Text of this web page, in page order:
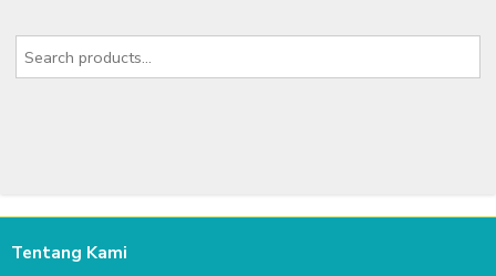
Tentang Kami